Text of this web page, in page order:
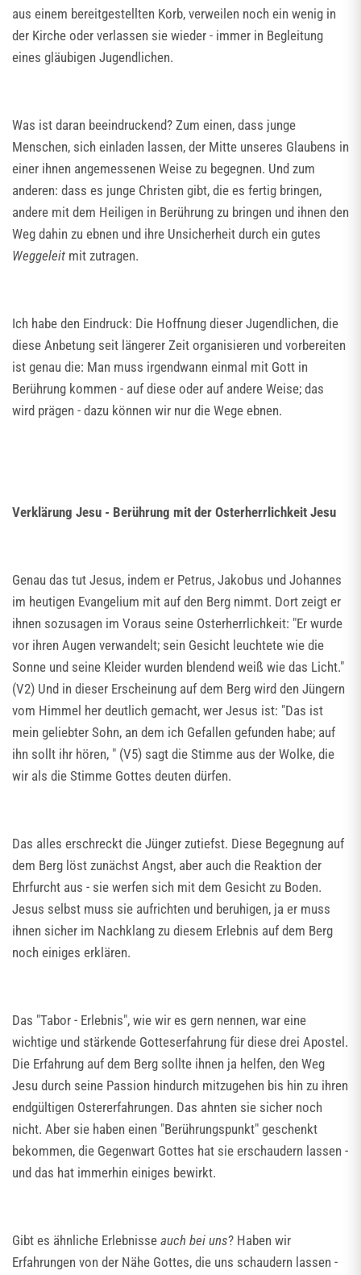
aus einem bereitgestellten Korb, verweilen noch ein wenig in
der Kirche oder verlassen sie wieder - immer in Begleitung
eines gläubigen Jugendlichen.
Was ist daran beeindruckend? Zum einen, dass junge
Menschen, sich einladen lassen, der Mitte unseres Glaubens in
einer ihnen angemessenen Weise zu begegnen. Und zum
anderen: dass es junge Christen gibt, die es fertig bringen,
andere mit dem Heiligen in Berührung zu bringen und ihnen den
Weg dahin zu ebnen und ihre Unsicherheit durch ein gutes
Weggeleit mit zutragen.
Ich habe den Eindruck: Die Hoffnung dieser Jugendlichen, die
diese Anbetung seit längerer Zeit organisieren und vorbereiten
ist genau die: Man muss irgendwann einmal mit Gott in
Berührung kommen - auf diese oder auf andere Weise; das
wird prägen - dazu können wir nur die Wege ebnen.
Verklärung Jesu - Berührung mit der Osterherrlichkeit Jesu
Genau das tut Jesus, indem er Petrus, Jakobus und Johannes
im heutigen Evangelium mit auf den Berg nimmt. Dort zeigt er
ihnen sozusagen im Voraus seine Osterherrlichkeit: "Er wurde
vor ihren Augen verwandelt; sein Gesicht leuchtete wie die
Sonne und seine Kleider wurden blendend weiß wie das Licht."
(V2) Und in dieser Erscheinung auf dem Berg wird den Jüngern
vom Himmel her deutlich gemacht, wer Jesus ist: "Das ist
mein geliebter Sohn, an dem ich Gefallen gefunden habe; auf
ihn sollt ihr hören, " (V5) sagt die Stimme aus der Wolke, die
wir als die Stimme Gottes deuten dürfen.
Das alles erschreckt die Jünger zutiefst. Diese Begegnung auf
dem Berg löst zunächst Angst, aber auch die Reaktion der
Ehrfurcht aus - sie werfen sich mit dem Gesicht zu Boden.
Jesus selbst muss sie aufrichten und beruhigen, ja er muss
ihnen sicher im Nachklang zu diesem Erlebnis auf dem Berg
noch einiges erklären.
Das "Tabor - Erlebnis", wie wir es gern nennen, war eine
wichtige und stärkende Gotteserfahrung für diese drei Apostel.
Die Erfahrung auf dem Berg sollte ihnen ja helfen, den Weg
Jesu durch seine Passion hindurch mitzugehen bis hin zu ihren
endgültigen Ostererfahrungen. Das ahnten sie sicher noch
nicht. Aber sie haben einen "Berührungspunkt" geschenkt
bekommen, die Gegenwart Gottes hat sie erschaudern lassen -
und das hat immerhin einiges bewirkt.
Gibt es ähnliche Erlebnisse auch bei uns? Haben wir
Erfahrungen von der Nähe Gottes, die uns schaudern lassen -